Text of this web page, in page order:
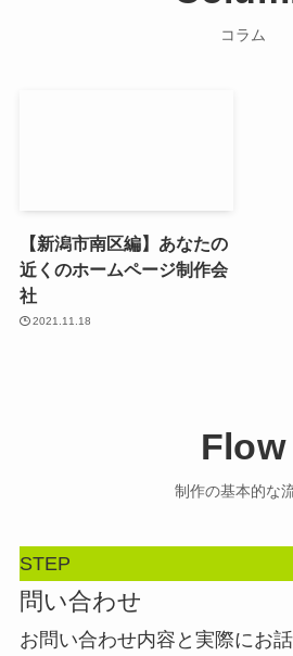
コラム
【新潟市南区編】あなたの
近くのホームページ制作会
社
2021.11.18
Flow
制作の基本的な
STEP
問い合わせ
お問い合わせ内容と実際にお